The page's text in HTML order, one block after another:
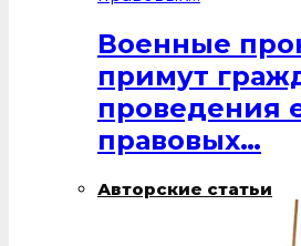
Военные
примут
проведения
правовых…
Авторские статьи